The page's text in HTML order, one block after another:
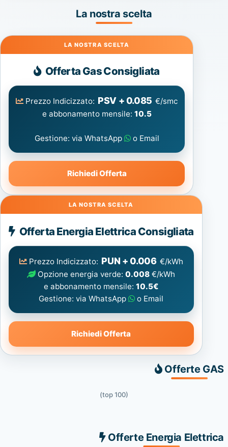
La nostra scelta
Gas
Offerta Gas Consigliata
Prezzo Indicizzato: PSV + 0.085 €/smc
e abbonamento mensile: 10.5
Gestione: via WhatsApp o Email
Richiedi Offerta
Energia
Elettrica
consigliata
Offerta Energia Elettrica Consigliata
Prezzo Indicizzato: PUN + 0.006 €/kWh
Opzione energia verde:0.008 €/kWh
e abbonamento mensile: 10.5€
Gestione: via WhatsApp
o Email
Richiedi Offerta
Offerte GAS
(top 100)
Offerte Energia Elettrica